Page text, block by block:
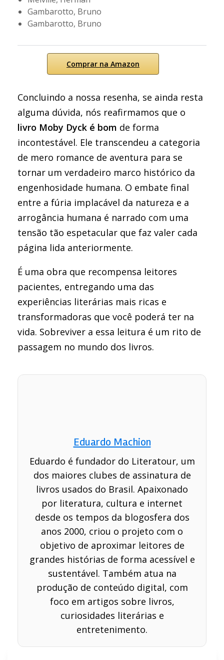
Gambarotto, Bruno
Gambarotto, Bruno
Comprar na Amazon
Concluindo a nossa resenha, se ainda resta
alguma dúvida, nós reafirmamos que o
livro Moby Dyck é bom de forma
incontestável. Ele transcendeu a categoria
de mero romance de aventura para se
tornar um verdadeiro marco histórico da
engenhosidade humana. O embate final
entre a fúria implacável da natureza e a
arrogância humana é narrado com uma
tensão tão espetacular que faz valer cada
página lida anteriormente.
É uma obra que recompensa leitores
pacientes, entregando uma das
experiências literárias mais ricas e
transformadoras que você poderá ter na
vida. Sobreviver a essa leitura é um rito de
passagem no mundo dos livros.
Eduardo Machion
Eduardo é fundador do Literatour, um
dos maiores clubes de assinatura de
livros usados do Brasil. Apaixonado
por literatura, cultura e internet
desde os tempos da blogosfera dos
anos 2000, criou o projeto com o
objetivo de aproximar leitores de
grandes histórias de forma acessível e
sustentável. Também atua na
produção de conteúdo digital, com
foco em artigos sobre livros,
curiosidades literárias e
entretenimento.